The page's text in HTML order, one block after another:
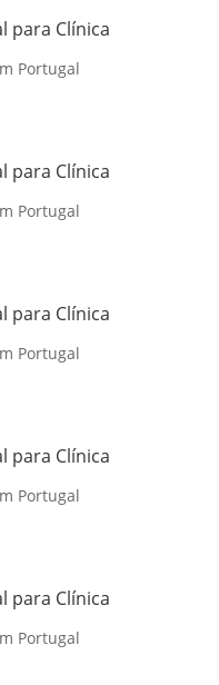
para Clínica
Portugal
para Clínica
Portugal
para Clínica
Portugal
para Clínica
Portugal
para Clínica
Portugal